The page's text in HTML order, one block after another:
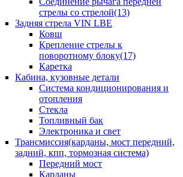
стрелы со стрелой(13)
Задняя стрела VIN LBE
Ковш
Крепление стрелы к
поворотному блоку(17)
Каретка
Кабина, кузовные детали
Система кондиционирования и
отопления
Стекла
Топливный бак
Электроника и свет
Трансмиссия(карданы, мост передний,
задний, кпп, тормозная система)
Передний мост
Карданы